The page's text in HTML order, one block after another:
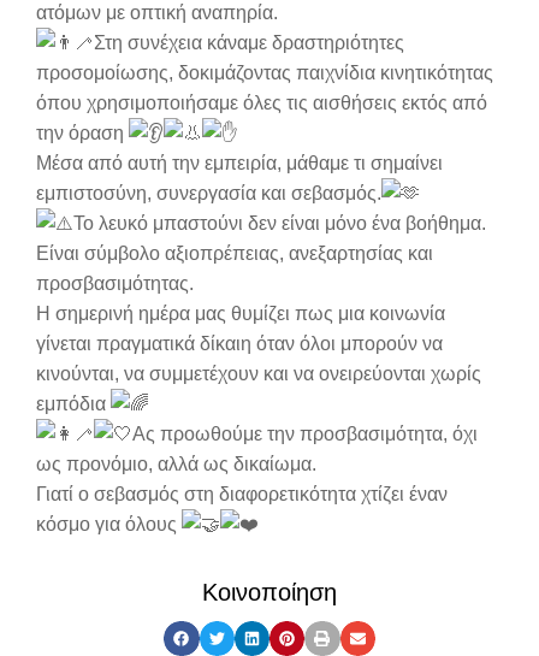
ατόμων με οπτική αναπηρία.
Στη συνέχεια κάναμε δραστηριότητες
προσομοίωσης, δοκιμάζοντας παιχνίδια κινητικότητας
όπου χρησιμοποιήσαμε όλες τις αισθήσεις εκτός από
την όραση
Μέσα από αυτή την εμπειρία, μάθαμε τι σημαίνει
εμπιστοσύνη, συνεργασία και σεβασμός.
Το λευκό μπαστούνι δεν είναι μόνο ένα βοήθημα.
Είναι σύμβολο αξιοπρέπειας, ανεξαρτησίας και
προσβασιμότητας.
Η σημερινή ημέρα μας θυμίζει πως μια κοινωνία
γίνεται πραγματικά δίκαιη όταν όλοι μπορούν να
κινούνται, να συμμετέχουν και να ονειρεύονται χωρίς
εμπόδια
Ας προωθούμε την προσβασιμότητα, όχι
ως προνόμιο, αλλά ως δικαίωμα.
Γιατί ο σεβασμός στη διαφορετικότητα χτίζει έναν
κόσμο για όλους
Κοινοποίηση